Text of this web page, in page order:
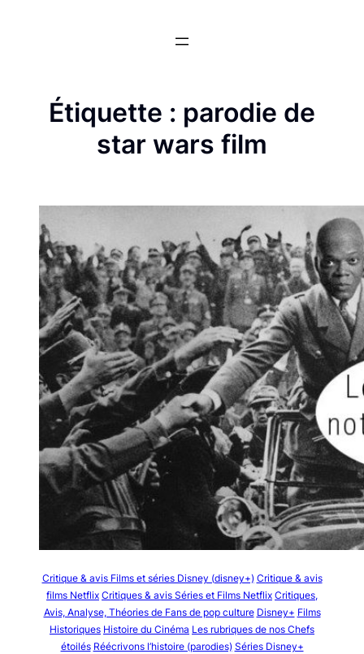
Étiquette : parodie de
star wars film
Critique & avis Films et séries Disney (disney+) Critique & avis
films Netflix Critiques & avis Séries et Films Netflix Critiques,
Avis, Analyse, Théories de Fans de pop culture Disney+ Films
Historiques Histoire du Cinéma Les rubriques de nos Chefs
étoilés Réécrivons l’histoire (parodies) Séries Disney+